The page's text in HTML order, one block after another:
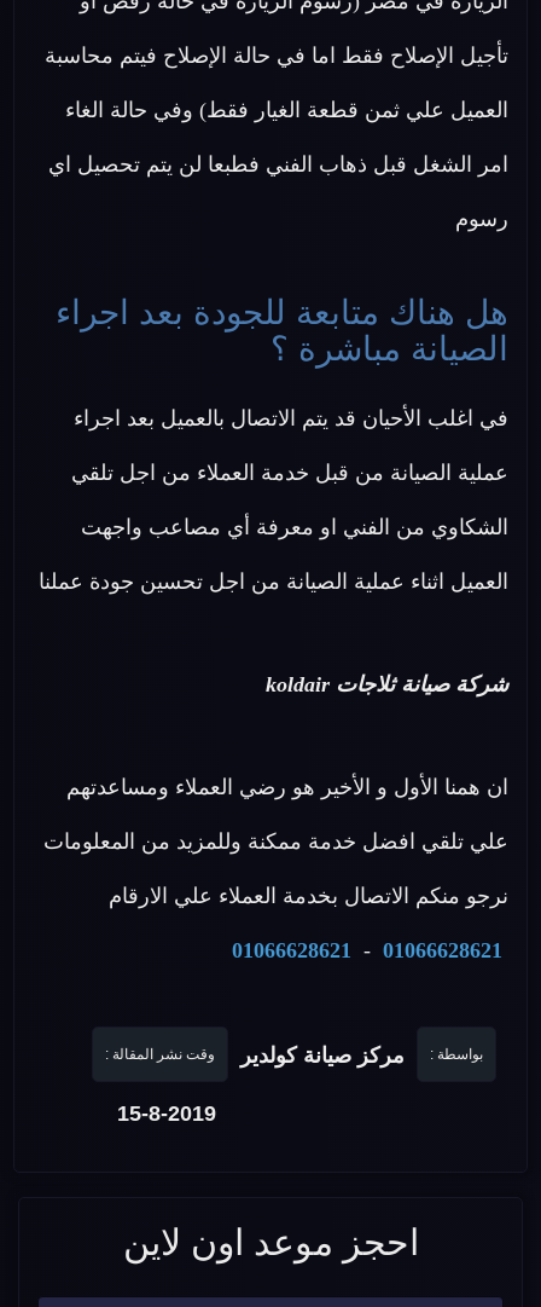
تأجيل الإصلاح فقط اما في حالة الإصلاح فيتم محاسبة
العميل علي ثمن قطعة الغيار فقط) وفي حالة الغاء
امر الشغل قبل ذهاب الفني فطبعا لن يتم تحصيل اي
رسوم
هل هناك متابعة للجودة بعد اجراء
الصيانة مباشرة ؟
في اغلب الأحيان قد يتم الاتصال بالعميل بعد اجراء
عملية الصيانة من قبل خدمة العملاء من اجل تلقي
الشكاوي من الفني او معرفة أي مصاعب واجهت
العميل اثناء عملية الصيانة من اجل تحسين جودة عملنا
شركة صيانة ثلاجات koldair
ان همنا الأول و الأخير هو رضي العملاء ومساعدتهم
علي تلقي افضل خدمة ممكنة وللمزيد من المعلومات
نرجو منكم الاتصال بخدمة العملاء علي الارقام
01066628621
-
01066628621
بواسطة : مركز صيانة كولدير وقت نشر المقالة :
15-8-2019
احجز موعد اون لاين